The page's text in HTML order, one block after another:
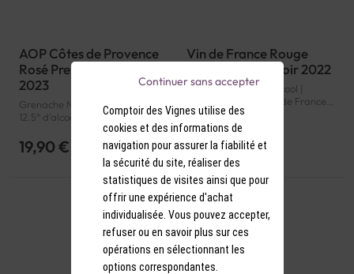
AOP Côtes de Provence
Rosé Prestige Minuty
2023
Grenache Noir, Syrah, Cinsault |
12.5° d'alcool | France | Rosé |
Provence | Côtes de Provence |
AOP
19,90 €
Vin de France Rouge
L'Instant Pinot Noir 2022
Pinot Noir | 12.5° d'alcool |
France | Rouge | Vin de France |
Vin de France | VDF
8,50 €
Comptoir des Vignes utilise des
cookies et des informations de
navigation pour assurer la fiabilité et
la sécurité du site, réaliser des
statistiques de visites ainsi que pour
offrir une expérience d'achat
individualisée. Vous pouvez accepter,
refuser ou en savoir plus sur ces
opérations en sélectionnant les
options correspondantes.
Continuer sans accepter